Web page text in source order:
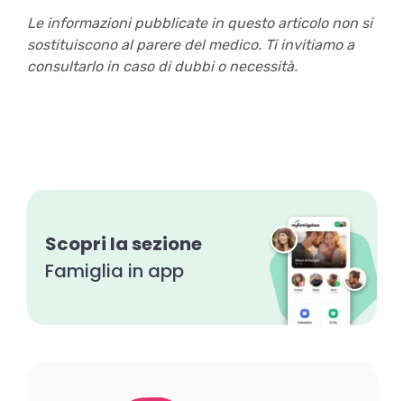
Le informazioni pubblicate in questo articolo non si
sostituiscono al parere del medico. Ti invitiamo a
consultarlo in caso di dubbi o necessità.
Scopri la sezione
Famiglia in app